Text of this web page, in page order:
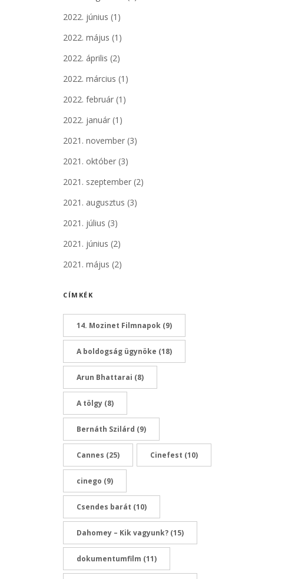
2022. június (1)
2022. május (1)
2022. április (2)
2022. március (1)
2022. február (1)
2022. január (1)
2021. november (3)
2021. október (3)
2021. szeptember (2)
2021. augusztus (3)
2021. július (3)
2021. június (2)
2021. május (2)
CÍMKÉK
14. Mozinet Filmnapok (9)
A boldogság ügynöke (18)
Arun Bhattarai (8)
A tölgy (8)
Bernáth Szilárd (9)
Cannes (25) Cinefest (10)
cinego (9)
Csendes barát (10)
Dahomey – Kik vagyunk? (15)
dokumentumfilm (11)